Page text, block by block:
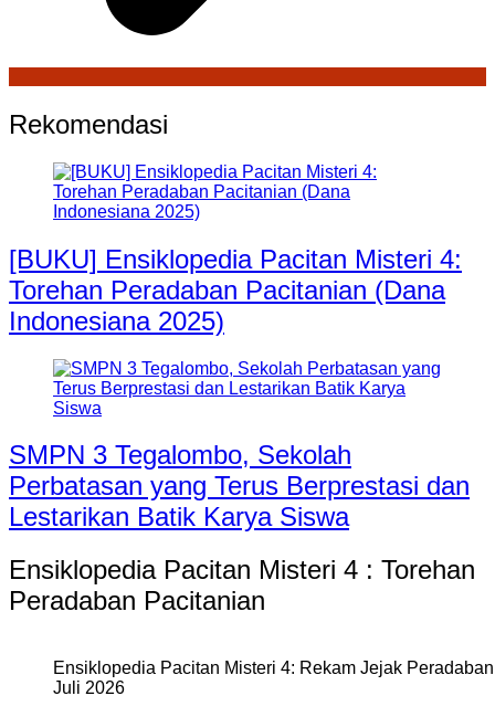
Rekomendasi
[BUKU] Ensiklopedia Pacitan Misteri 4:
Torehan Peradaban Pacitanian (Dana
Indonesiana 2025)
SMPN 3 Tegalombo, Sekolah
Perbatasan yang Terus Berprestasi dan
Lestarikan Batik Karya Siswa
Ensiklopedia Pacitan Misteri 4 : Torehan
Peradaban Pacitanian
Ensiklopedia Pacitan Misteri 4: Rekam Jejak
Juli 2026